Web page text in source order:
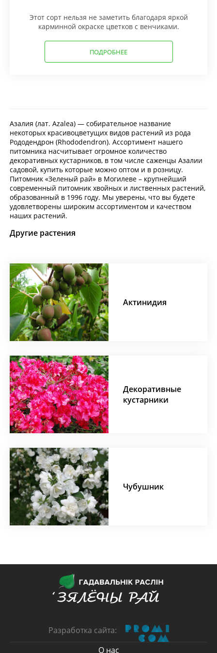
Этот сорт нельзя не заметить благодаря яркой
карминной окраске цветков с венчиками.
ПОДРОБНЕЕ
Азалия (лат. Azalea) — собирательное название
некоторых красивоцветущих видов растений из рода
Рододендрон (Rhododendron). Ассортимент нашего
питомника насчитывает огромное количество
декоративных кустарников, в том числе саженцы Азалии
садовой, купить которые можно оптом и в розницу.
Питомник «Зеленый рай» в Могилеве – крупнейший
современный питомник хвойных и лиственных растений,
образованный в 1996 году. Мы уверены, что вы будете
удовлетворены широким ассортиментом и качеством
наших растений.
Другие растения
Актинидия
Декоративные
кустарники
Чубушник
Разработка сайта:
О нас